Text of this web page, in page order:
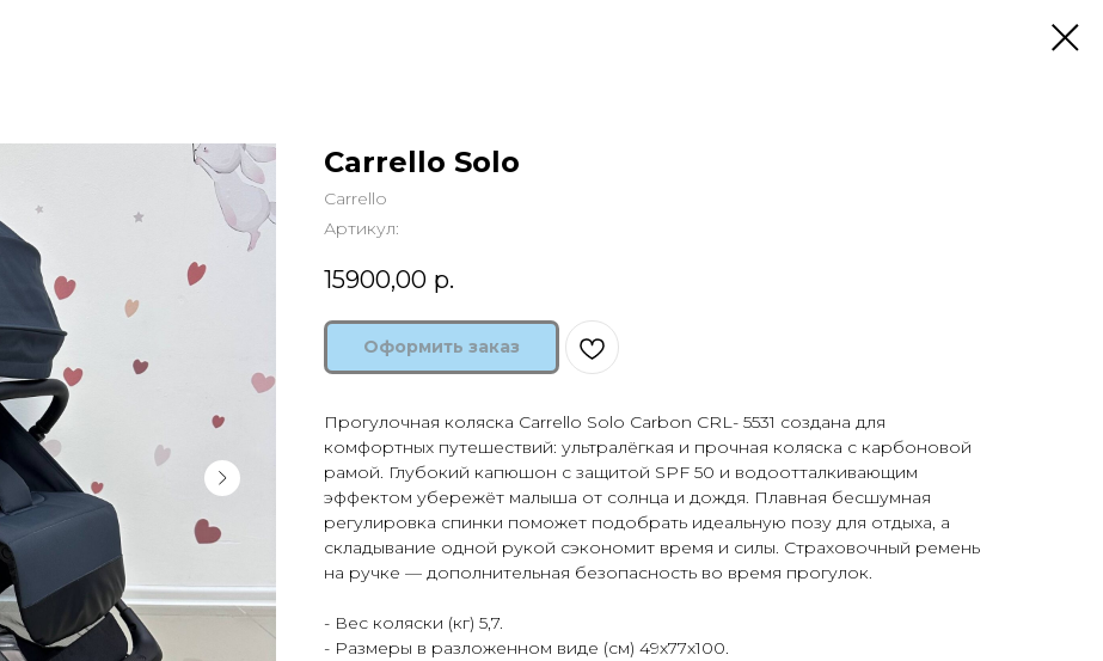
Carrello Solo
Carrello
Артикул:
15900,00 р.
Оформить заказ
Прогулочная коляска Carrello Solo Carbon CRL- 5531 создана для
комфортных путешествий: ультралёгкая и прочная коляска с карбоновой
рамой. Глубокий капюшон с защитой SPF 50 и водоотталкивающим
эффектом убережёт малыша от солнца и дождя. Плавная бесшумная
регулировка спинки поможет подобрать идеальную позу для отдыха, а
складывание одной рукой сэкономит время и силы. Страховочный ремень
на ручке — дополнительная безопасность во время прогулок.
- Вес коляски (кг) 5,7.
- Размеры в разложенном виде (см) 49х77х100.